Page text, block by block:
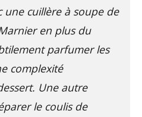
une cuillère à soupe de
en plus du
parfumer les
complexité
Une autre
le coulis de